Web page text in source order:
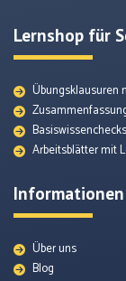
Lernshop für
Übungsklausuren
Basiswissenchecks
Arbeitsblätter mit
Informationen
Über uns
Blog